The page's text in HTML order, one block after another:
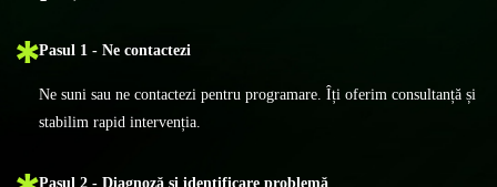
Pasul 1 - Ne contactezi
Ne suni sau ne contactezi pentru programare. Îți oferim consultanță și
stabilim rapid intervenția.
Pasul 2 - Diagnoză și identificare problemă